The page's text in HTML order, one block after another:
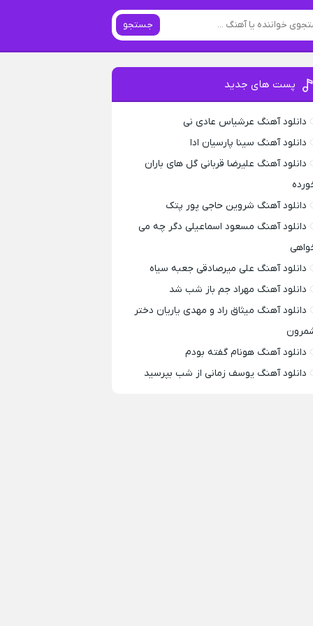
جستجو
پست های جدید
دانلود آهنگ عرشیاس عادی نی
دانلود آهنگ سینا پارسیان ادا
دانلود آهنگ علیرضا قربانی گل های باران
دانلود آهنگ شروین حاجی پور پتک
دانلود آهنگ مسعود اسماعیلی دگر چه می
دانلود آهنگ علی میرصادقی جعبه سیاه
دانلود آهنگ مهراد جم باز شب شد
دانلود آهنگ میثاق راد و مهدی یاریان دختر
دانلود آهنگ هونام گفته بودم
دانلود آهنگ یوسف زمانی از شب بپرسید